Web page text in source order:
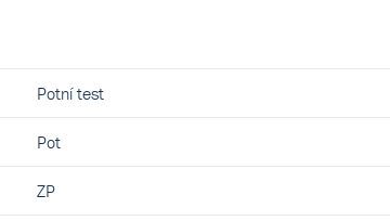
Potní test
Pot
ZP